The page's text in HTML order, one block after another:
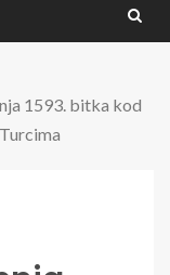
1593. bitka kod